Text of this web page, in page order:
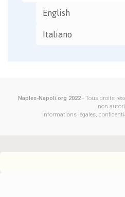
English
Italiano
Naples-Napoli.org 2022 - Tous droits
non
Informations légales,